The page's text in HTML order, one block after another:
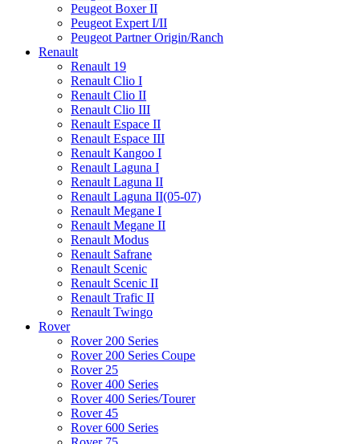
Peugeot Boxer II
Peugeot Expert I/II
Peugeot Partner Origin/Ranch
Renault
Renault 19
Renault Clio I
Renault Clio II
Renault Clio III
Renault Espace II
Renault Espace III
Renault Kangoo I
Renault Laguna I
Renault Laguna II
Renault Laguna II(05-07)
Renault Megane I
Renault Megane II
Renault Modus
Renault Safrane
Renault Scenic
Renault Scenic II
Renault Trafic II
Renault Twingo
Rover
Rover 200 Series
Rover 200 Series Coupe
Rover 25
Rover 400 Series
Rover 400 Series/Tourer
Rover 45
Rover 600 Series